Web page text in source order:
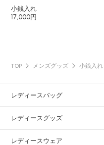
小銭入れ
17,000円
TOP メンズグッズ 小銭入れ
レディースバッグ
レディースグッズ
レディースウェア